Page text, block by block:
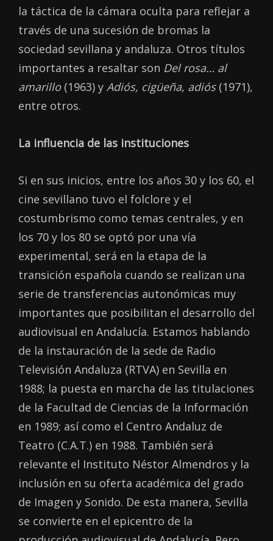
la táctica de la cámara oculta para reflejar a
través de una sucesión de bromas la
sociedad sevillana y andaluza. Otros títulos
importantes a resaltar son Del rosa… al
amarillo(1963) y Adiós, cigüeña, adiós(1971),
entre otros.
La influencia de las instituciones
Si en sus inicios, entre los años 30 y los 60, el
cine sevillano tuvo el folclore y el
costumbrismo como temas centrales, y en
los 70 y los 80 se optó por una vía
experimental, será en la etapa de la
transición española cuando se realizan una
serie de transferencias autonómicas muy
importantes que posibilitan el desarrollo del
audiovisual en Andalucía. Estamos hablando
de la instauración de la sede de Radio
Televisión Andaluza (RTVA) en Sevilla en
1988; la puesta en marcha de las titulaciones
de la Facultad de Ciencias de la Información
en 1989; así como el Centro Andaluz de
Teatro (C.A.T.) en 1988. También será
relevante el Instituto Néstor Almendros y la
inclusión en su oferta académica del grado
de Imagen y Sonido. De esta manera, Sevilla
se convierte en el epicentro de la